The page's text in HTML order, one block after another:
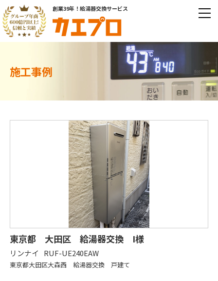
創業39年！給湯器交換サービス
施工事例
東京都 大田区 給湯器交換 I様
リンナイ RUF-UE240EAW
東京都大田区大森西 給湯器交換 戸建て